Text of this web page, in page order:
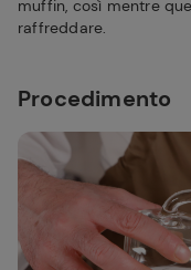
muffin, così mentre
raffreddare.
Procedimento